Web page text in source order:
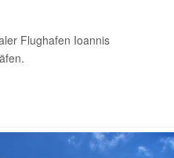
Flughafen Ioannis